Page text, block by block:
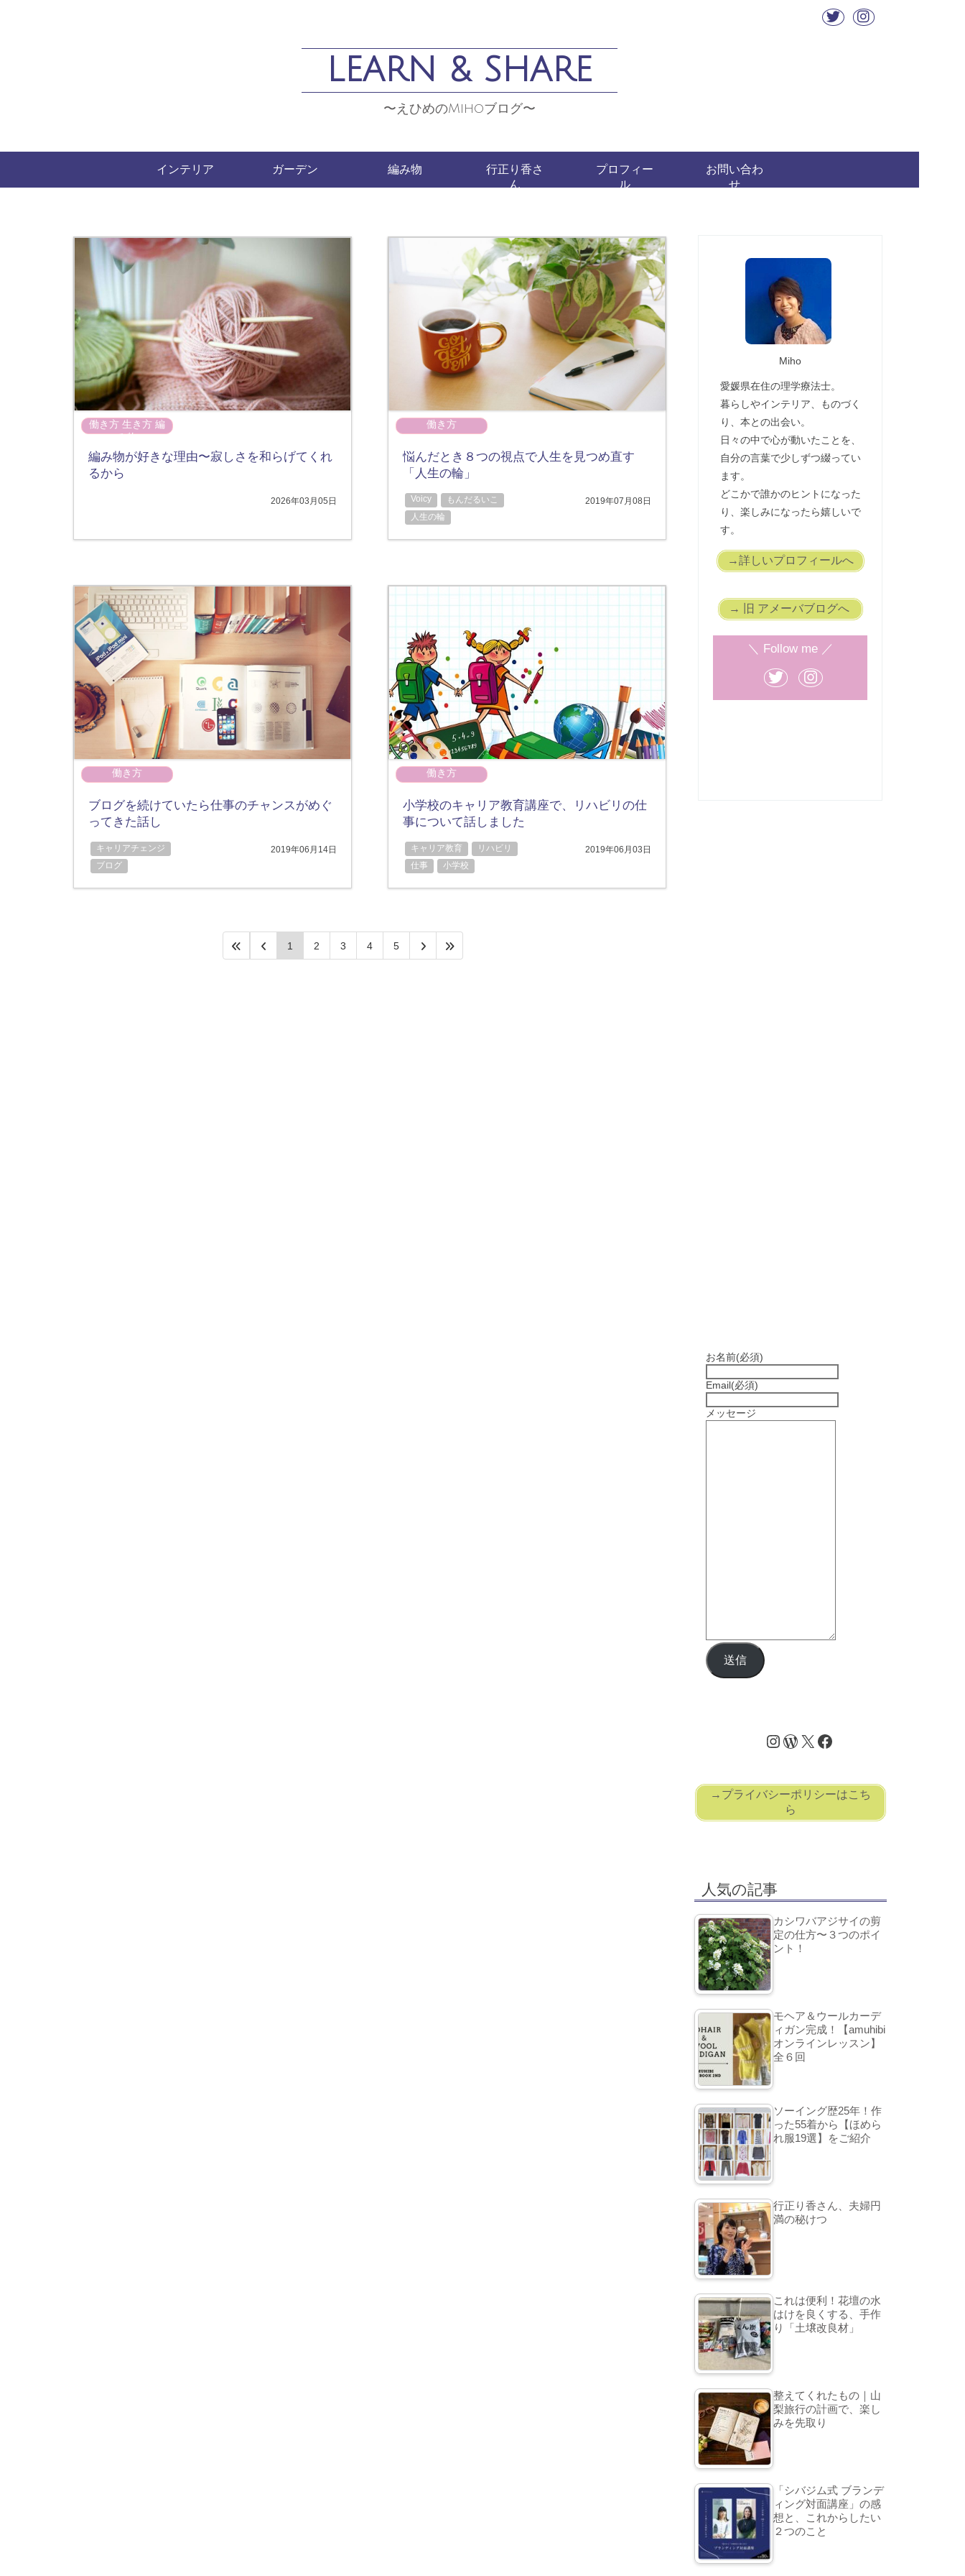
LEARN & SHARE
〜えひめのMihoブログ〜
インテリア ガーデン 編み物
行正り香さ
ん
プロフィー
ル
お問い合わ
せ
働き方 生き方 編
み物
編み物が好きな理由〜寂しさを和らげてくれ
るから
2026年03月05日
働き方
悩んだとき８つの視点で人生を見つめ直す
「人生の輪」
Voicy
もんだるいこ
人生の輪
2019年07月08日
働き方
ブログを続けていたら仕事のチャンスがめぐ
ってきた話し
キャリアチェンジ
ブログ
2019年06月14日
働き方
小学校のキャリア教育講座で、リハビリの仕
事について話しました
キャリア教育
リハビリ
仕事
小学校
2019年06月03日
1 2 3 4 5
Miho
愛媛県在住の理学療法士。
暮らしやインテリア、ものづく
り、本との出会い。
日々の中で心が動いたことを、
自分の言葉で少しずつ綴ってい
ます。
どこかで誰かのヒントになった
り、楽しみになったら嬉しいで
す。
→詳しいプロフィールへ
→ 旧 アメーバブログへ
＼ Follow me ／
お名前(必須)
Email(必須)
メッセージ
送信
→プライバシーポリシーはこち
ら
人気の記事
カシワバアジサイの剪
定の仕方〜３つのポイ
ント！
モヘア＆ウールカーデ
ィガン完成！【amuhibi
オンラインレッスン】
全６回
ソーイング歴25年！作
った55着から【ほめら
れ服19選】をご紹介
行正り香さん、夫婦円
満の秘けつ
これは便利！花壇の水
はけを良くする、手作
り「土壌改良材」
整えてくれたもの｜山
梨旅行の計画で、楽し
みを先取り
「シバジム式 ブランデ
ィング対面講座」の感
想と、これからしたい
２つのこと